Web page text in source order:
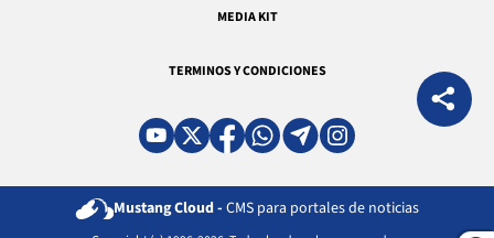
MEDIA KIT
TERMINOS Y CONDICIONES
Mustang Cloud - CMS para portales de noticias